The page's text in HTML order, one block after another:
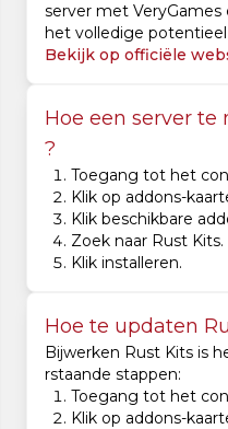
server met
het volledige potentieel
Bekijk op officiële
Hoe een server
?
Toegang tot het
Klik op addons-
Klik beschikbare
Zoek naar Rust Kits.
Klik installeren.
Hoe te updaten
Bijwerken Rust Kits is
rstaande stappen:
Toegang tot het
Klik op addons-